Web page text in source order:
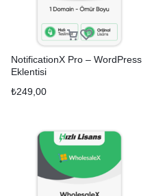
NotificationX Pro – WordPress
Eklentisi
₺249,00